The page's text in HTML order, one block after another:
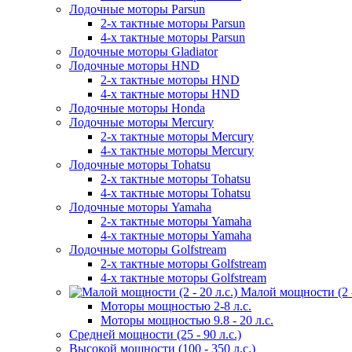
Лодочные моторы Parsun
2-х тактные моторы Parsun
4-х тактные моторы Parsun
Лодочные моторы Gladiator
Лодочные моторы HND
2-х тактные моторы HND
4-х тактные моторы HND
Лодочные моторы Honda
Лодочные моторы Mercury
2-х тактные моторы Mercury
4-х тактные моторы Mercury
Лодочные моторы Tohatsu
2-х тактные моторы Tohatsu
4-х тактные моторы Tohatsu
Лодочные моторы Yamaha
2-х тактные моторы Yamaha
4-х тактные моторы Yamaha
Лодочные моторы Golfstream
2-х тактные моторы Golfstream
4-х тактные моторы Golfstream
Малой мощности (2
Моторы мощностью 2-8 л.с.
Моторы мощностью 9.8 - 20 л.с.
Средней мощности (25 - 90 л.с.)
Высокой мощности (100 - 350 л.с.)